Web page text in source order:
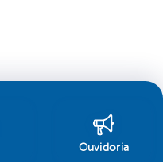
Ouvidoria